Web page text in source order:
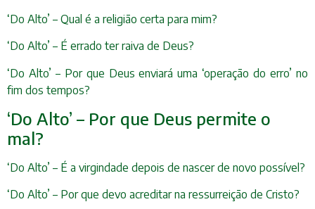
‘Do Alto’ – Qual é a religião certa para mim?
‘Do Alto’ – É errado ter raiva de Deus?
‘Do Alto’ – Por que Deus enviará uma ‘operação do erro’ no
fim dos tempos?
‘Do Alto’ – Por que Deus permite o
mal?
‘Do Alto’ – É a virgindade depois de nascer de novo possível?
‘Do Alto’ – Por que devo acreditar na ressurreição de Cristo?